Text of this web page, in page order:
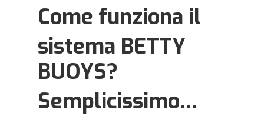
Come funziona il
sistema BETTY
BUOYS?
Semplicissimo…